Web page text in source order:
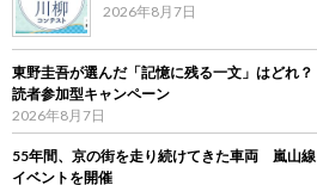
2026年8月7日
東野圭吾が選んだ「記憶に残る一文」はどれ
読者参加型キャンペーン
2026年8月7日
55年間、京の街を走り続けてきた車両 嵐山
イベントを開催